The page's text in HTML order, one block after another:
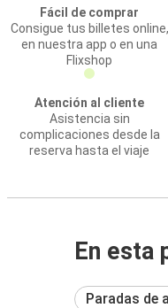
Fácil de comprar
Consigue tus billetes online,
en nuestra app o en una
Flixshop
Atención al cliente
Asistencia sin
complicaciones desde la
reserva hasta el viaje
En esta
Paradas de